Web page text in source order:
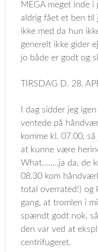
MEGA meget inde i
aldrig fået et ben til
ikke med da hun
generelt ikke gider
jo både er godt og
TIRSDAG D. 28.
I dag sidder jeg
ventede på
komme kl. 07.00,
at kunne være
What……..ja da, de
08.30 kom
total overrated!) og
gang, at tromlen i
spændt godt nok,
den var ved at
centrifugeret.